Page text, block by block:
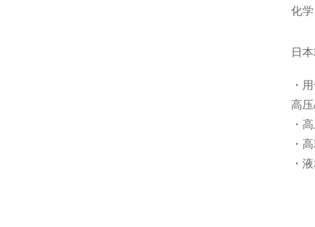
化
日
・
高
・
・
・